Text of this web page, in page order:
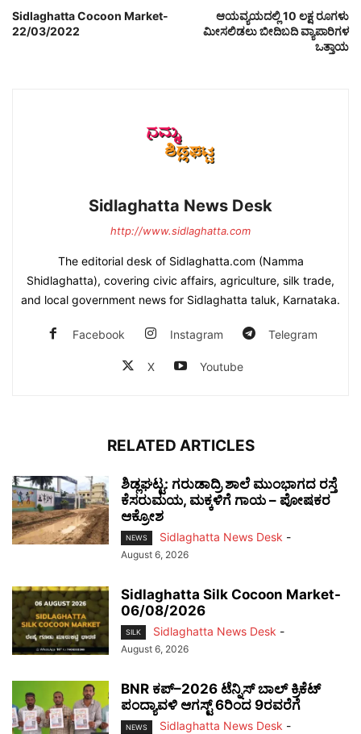
Sidlaghatta Cocoon Market-
22/03/2022
ಆಯವ್ಯಯದಲ್ಲಿ 10 ಲಕ್ಷ ರೂಗಳು
ಮೀಸಲಿಡಲು ಬೀದಿಬದಿ ವ್ಯಾಪಾರಿಗಳ
ಒತ್ತಾಯ
Sidlaghatta News Desk
http://www.sidlaghatta.com
The editorial desk of Sidlaghatta.com (Namma
Shidlaghatta), covering civic affairs, agriculture, silk trade,
and local government news for Sidlaghatta taluk, Karnataka.
Facebook Instagram Telegram
X Youtube
RELATED ARTICLES
ಶಿಡ್ಲಘಟ್ಟ: ಗರುಡಾದ್ರಿ ಶಾಲೆ ಮುಂಭಾಗದ ರಸ್ತೆ
ಕೆಸರುಮಯ, ಮಕ್ಕಳಿಗೆ ಗಾಯ – ಪೋಷಕರ
ಆಕ್ರೋಶ
NEWS Sidlaghatta News Desk -
August 6, 2026
Sidlaghatta Silk Cocoon Market-
06/08/2026
SILK Sidlaghatta News Desk -
August 6, 2026
BNR ಕಪ್–2026 ಟೆನ್ನಿಸ್ ಬಾಲ್ ಕ್ರಿಕೆಟ್
ಪಂದ್ಯಾವಳಿ ಆಗಸ್ಟ್ 6ರಿಂದ 9ರವರೆಗೆ
NEWS Sidlaghatta News Desk -